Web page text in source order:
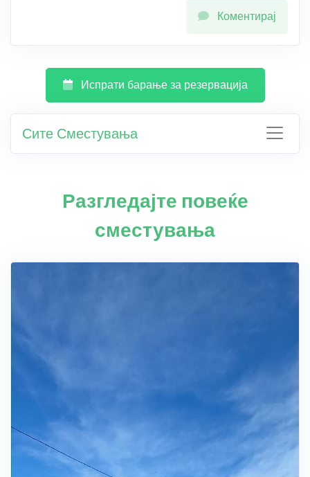
Коментирај
Испрати барање за резервација
Сите Сместувања
Разгледајте повеќе
сместувања